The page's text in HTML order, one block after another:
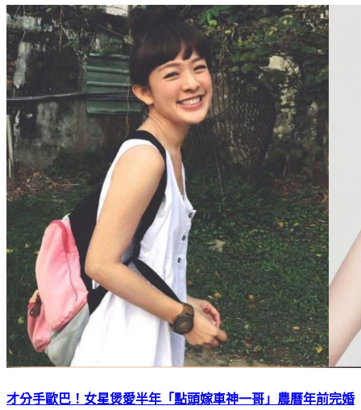
才分手歐巴！女星煲愛半年「點頭嫁車神一哥」農曆年前完婚